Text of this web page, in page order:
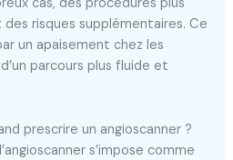
risques supplémentaires. Ce
un apaisement chez les
parcours plus fluide et
prescrire un angioscanner ?
s’impose comme